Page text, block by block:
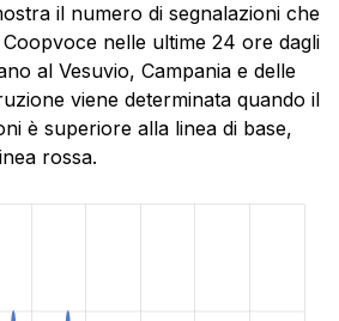
il numero di segnalazioni che
nelle ultime 24 ore dagli
al Vesuvio, Campania e delle
viene determinata quando il
è superiore alla linea di base,
rossa.